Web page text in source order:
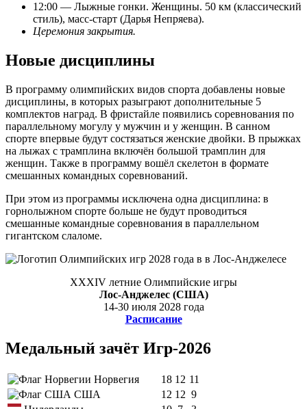
12:00 — Лыжные гонки. Женщины. 50 км (классический
стиль), масс-старт (Дарья Непряева).
Церемония закрытия.
Новые дисциплины
В программу олимпийских видов спорта добавлены новые
дисциплины, в которых разыграют дополнительные 5
комплектов наград. В фристайле появились соревнования по
параллельному могулу у мужчин и у женщин. В санном
спорте впервые будут состязаться женские двойки. В прыжках
на лыжах с трамплина включён большой трамплин для
женщин. Также в программу вошёл скелетон в формате
смешанных командных соревнований.
При этом из программы исключена одна дисциплина: в
горнолыжном спорте больше не будут проводиться
смешанные командные соревнования в параллельном
гигантском слаломе.
XXXIV летние Олимпийские игры
Лос-Анджелес (США)
14-30 июля 2028 года
Расписание
Медальный зачёт Игр-2026
Норвегия 18 12 11
США
12 12 9